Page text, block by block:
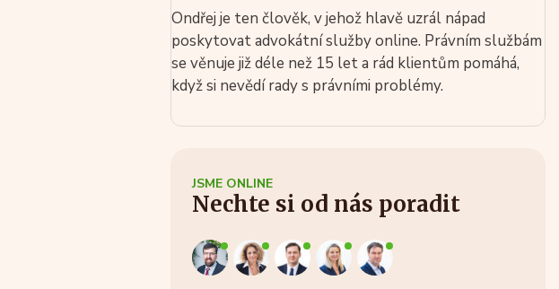
Ondřej je ten člověk, v jehož hlavě uzrál nápad
poskytovat advokátní služby online. Právním službám
se věnuje již déle než 15 let a rád klientům pomáhá,
když si nevědí rady s právními problémy.
JSME ONLINE
Nechte si od nás poradit